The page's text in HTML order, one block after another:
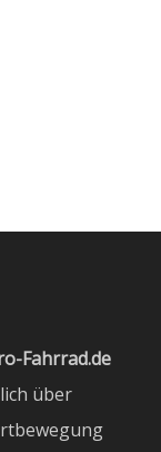
Fahrrad.de
über